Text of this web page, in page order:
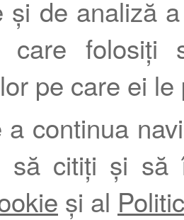
și de analiză
folosiți
pe care ei le
continua
să citiți și să
și al